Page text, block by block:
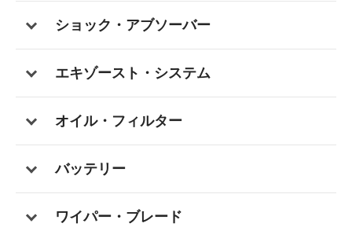
点検整備料金一覧
ショック・アブソーバー
エキゾースト・システム
オイル・フィルター
バッテリー
ワイパー・ブレード